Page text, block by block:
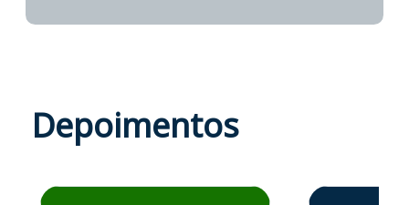
Depoimentos
Estudante José recomenda o Aprova Concursos emEstudante Elais